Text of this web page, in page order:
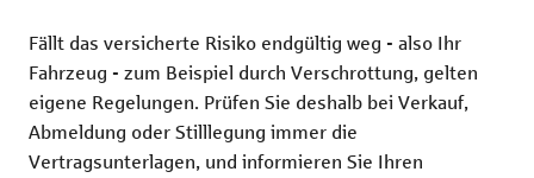
Fällt das versicherte Risiko endgültig weg - also Ihr
Fahrzeug - zum Beispiel durch Verschrottung, gelten
eigene Regelungen. Prüfen Sie deshalb bei Verkauf,
Abmeldung oder Stilllegung immer die
Vertragsunterlagen, und informieren Sie Ihren